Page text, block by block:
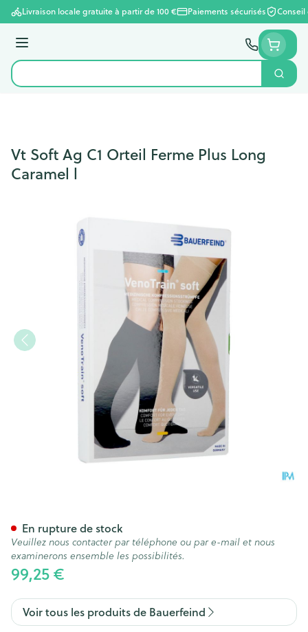
Aller au contenu
Livraison locale gratuite à partir de 100 € Paiements sécurisés
Menu
Rechercher
Vt Soft Ag C1 Orteil Ferme Plus Long
Caramel l
99,25 €
En rupture de stock
Veuillez nous contacter par téléphone ou par e-mail et nous
examinerons ensemble les possibilités.
Voir tous les produits de Bauerfeind